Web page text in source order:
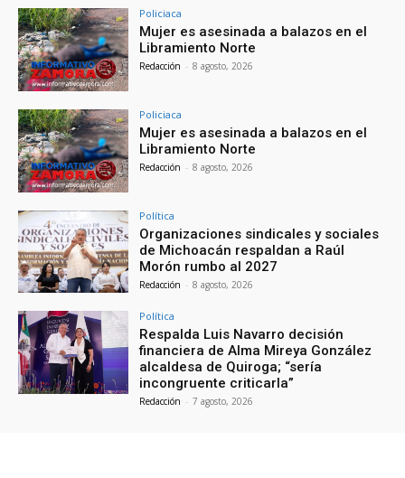
Policiaca
Mujer es asesinada a balazos en el
Libramiento Norte
Redacción - 8 agosto, 2026
Policiaca
Mujer es asesinada a balazos en el
Libramiento Norte
Redacción - 8 agosto, 2026
Política
Organizaciones sindicales y sociales
de Michoacán respaldan a Raúl
Morón rumbo al 2027
Redacción - 8 agosto, 2026
Política
Respalda Luis Navarro decisión
financiera de Alma Mireya González
alcaldesa de Quiroga; “sería
incongruente criticarla”
Redacción - 7 agosto, 2026